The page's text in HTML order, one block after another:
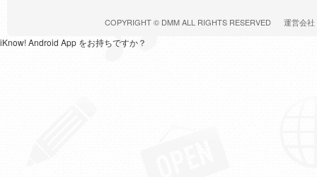
COPYRIGHT © DMMALL RIGHTS RESERVED 運営会社
iKnow! Android App をお持ちですか？